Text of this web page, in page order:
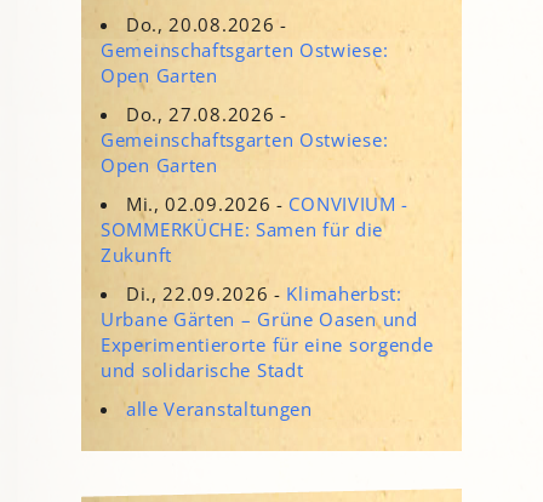
Do., 20.08.2026 -
Gemeinschaftsgarten Ostwiese:
Open Garten
Do., 27.08.2026 -
Gemeinschaftsgarten Ostwiese:
Open Garten
Mi., 02.09.2026 - CONVIVIUM -
SOMMERKÜCHE: Samen für die
Zukunft
Di., 22.09.2026 - Klimaherbst:
Urbane Gärten – Grüne Oasen und
Experimentierorte für eine sorgende
und solidarische Stadt
alle Veranstaltungen